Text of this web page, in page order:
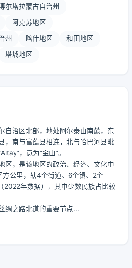
尔塔拉蒙古自治州
阿克苏地区
州 喀什地区 和田地区
塔城地区
自治区北部，地处阿尔泰山南麓，东
，南与富蕴县相连，北与哈巴河县毗
，意为“金山”。
区，是该地区的政治、经济、文化中
方公里，辖4个街道、6个镇、2个
2022年数据），其中少数民族占比较
绸之路北道的重要节点...